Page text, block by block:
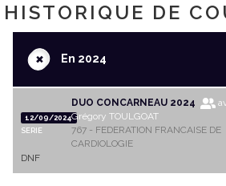
HISTORIQUE DE
+En 2024
12/09/2024
SERIE
DUO CONCARNEAU 2024
Grégory TOULGOAT
767 - FEDERATION FRANCAISE DE
CARDIOLOGIE
DNF